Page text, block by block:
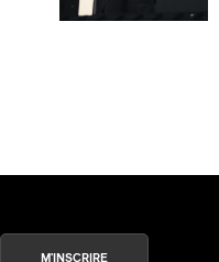
M'INSCRIRE